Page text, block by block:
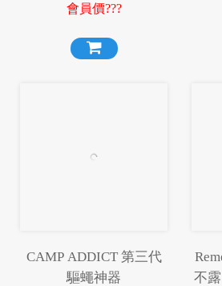
會員價???
CAMP ADDICT 第三代
驅蠅神器
不